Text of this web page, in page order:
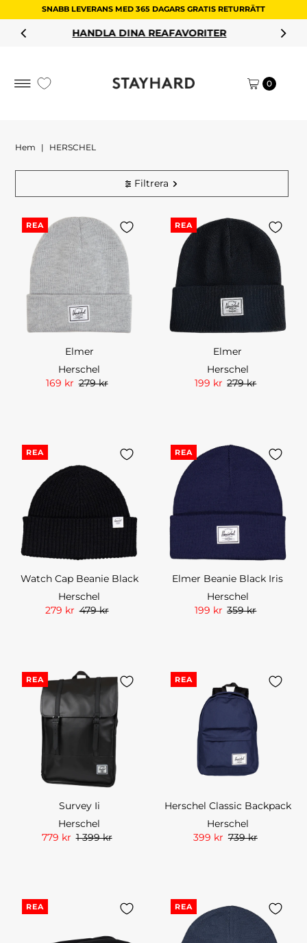
SNABB LEVERANS MED 365 DAGARS GRATIS RETURRÄTT
HANDLA DINA REAFAVORITER
0
Hem | HERSCHEL
Filtrera
REA
Elmer
Herschel
169 kr 279 kr
REA
Elmer
Herschel
199 kr 279 kr
REA
Watch Cap Beanie Black
Herschel
279 kr 479 kr
REA
Elmer Beanie Black Iris
Herschel
199 kr 359 kr
REA
Survey Ii
Herschel
779 kr 1 399 kr
REA
Herschel Classic Backpack
Herschel
399 kr 739 kr
REA REA